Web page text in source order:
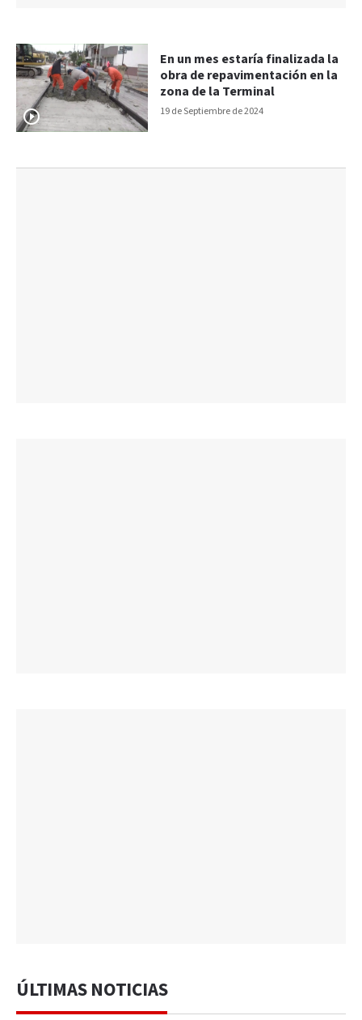
19 de Septiembre de 2024
En un mes estaría finalizada la
obra de repavimentación en la
zona de la Terminal
ÚLTIMAS NOTICIAS